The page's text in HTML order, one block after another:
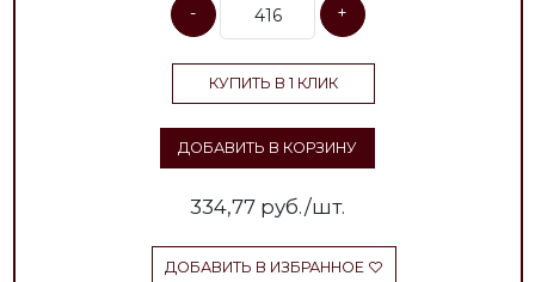
- +
КУПИТЬ В 1 КЛИК
ДОБАВИТЬ В КОРЗИНУ
334,77руб./шт.
ДОБАВИТЬ В ИЗБРАННОЕ